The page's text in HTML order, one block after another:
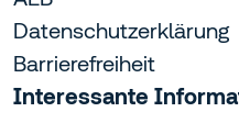
Datenschutzerklärung
Barrierefreiheit
Interessante